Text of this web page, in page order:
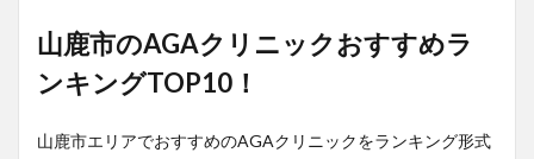
山鹿市のAGAクリニックおすすめラ
ンキングTOP10！
山鹿市エリアでおすすめのAGAクリニックをランキング形式